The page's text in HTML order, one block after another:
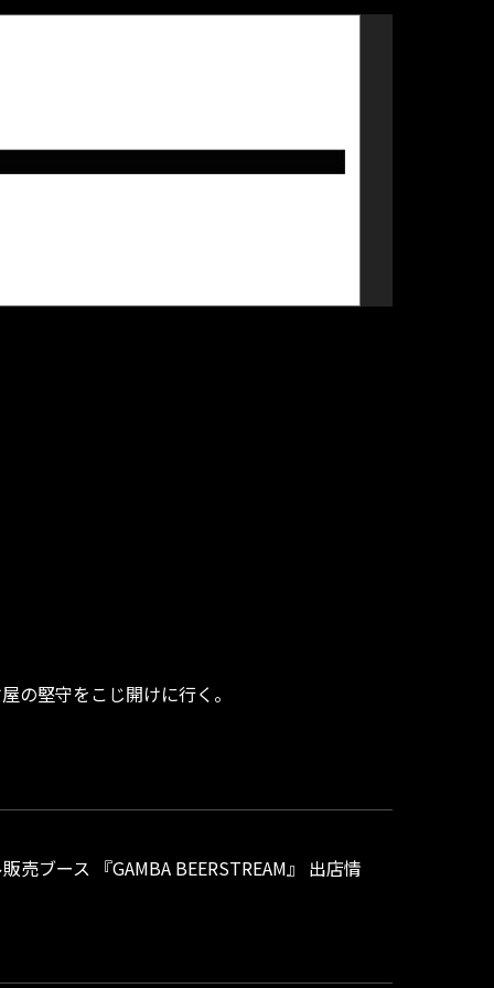
の堅守をこじ開けに行く。
ブース 『GAMBA BEERSTREAM』 出店情